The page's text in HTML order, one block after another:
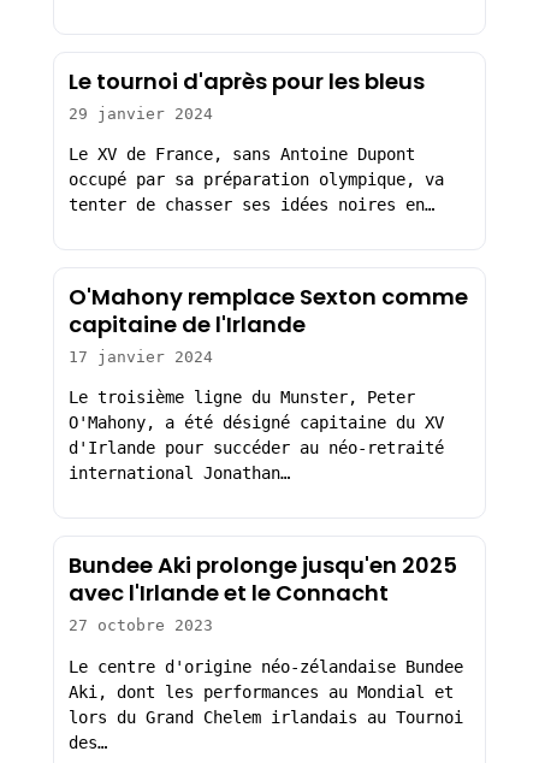
Le tournoi d'après pour les bleus
29 janvier 2024
Le XV de France, sans Antoine Dupont
occupé par sa préparation olympique, va
tenter de chasser ses idées noires en…
O'Mahony remplace Sexton comme
capitaine de l'Irlande
17 janvier 2024
Le troisième ligne du Munster, Peter
O'Mahony, a été désigné capitaine du XV
d'Irlande pour succéder au néo-retraité
international Jonathan…
Bundee Aki prolonge jusqu'en 2025
avec l'Irlande et le Connacht
27 octobre 2023
Le centre d'origine néo-zélandaise Bundee
Aki, dont les performances au Mondial et
lors du Grand Chelem irlandais au Tournoi
des…